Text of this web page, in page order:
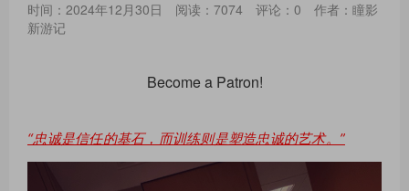
时间：2024年12月30日 阅读：7074 评论：0
作者：瞳影
新游记
Become a Patron!
“忠诚是信任的基石，而训练则是塑造忠诚的艺术。”